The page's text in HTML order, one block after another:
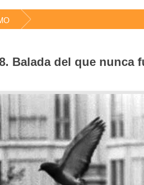
Balada del que nunca